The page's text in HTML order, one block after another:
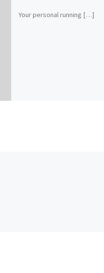
Your personal running […]